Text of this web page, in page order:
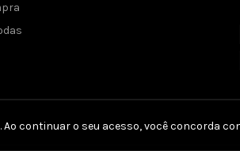
continuar o seu acesso, você concorda